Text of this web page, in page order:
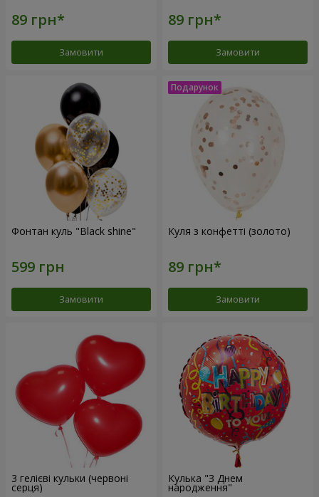
Замовити Замовити
Фонтан куль "Black shine"
Замовити
Куля з конфетті (золото)
Замовити
3 гелієві кульки (червоні
серця)
Кулька "З Днем
народження"